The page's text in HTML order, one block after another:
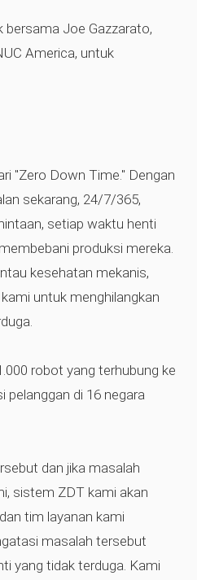
bersama Joe Gazzarato,
America, untuk
"Zero Down Time." Dengan
sekarang, 24/7/365,
setiap waktu henti
produksi mereka.
kesehatan mekanis,
untuk menghilangkan
robot yang terhubung ke
pelanggan di 16 negara
dan jika masalah
sistem ZDT kami akan
tim layanan kami
masalah tersebut
yang tidak terduga. Kami